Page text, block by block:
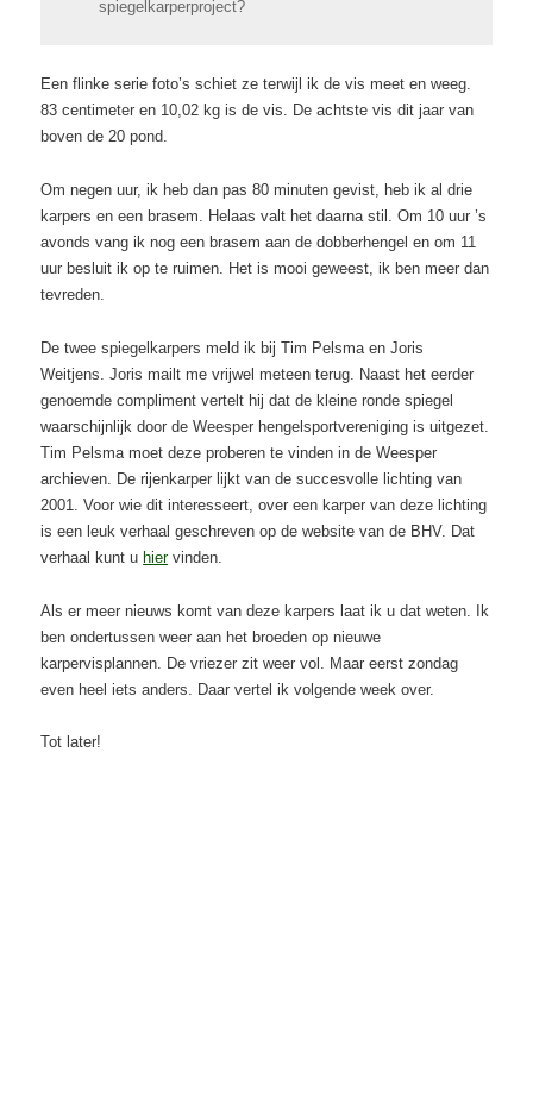
spiegelkarperproject?
Een flinke serie foto’s schiet ze terwijl ik de vis meet en weeg.
83 centimeter en 10,02 kg is de vis. De achtste vis dit jaar van
boven de 20 pond.
Om negen uur, ik heb dan pas 80 minuten gevist, heb ik al drie
karpers en een brasem. Helaas valt het daarna stil. Om 10 uur ’s
avonds vang ik nog een brasem aan de dobberhengel en om 11
uur besluit ik op te ruimen. Het is mooi geweest, ik ben meer dan
tevreden.
De twee spiegelkarpers meld ik bij Tim Pelsma en Joris
Weitjens. Joris mailt me vrijwel meteen terug. Naast het eerder
genoemde compliment vertelt hij dat de kleine ronde spiegel
waarschijnlijk door de Weesper hengelsportvereniging is uitgezet.
Tim Pelsma moet deze proberen te vinden in de Weesper
archieven. De rijenkarper lijkt van de succesvolle lichting van
2001. Voor wie dit interesseert, over een karper van deze lichting
is een leuk verhaal geschreven op de website van de BHV. Dat
verhaal kunt u hiervinden.
Als er meer nieuws komt van deze karpers laat ik u dat weten. Ik
ben ondertussen weer aan het broeden op nieuwe
karpervisplannen. De vriezer zit weer vol. Maar eerst zondag
even heel iets anders. Daar vertel ik volgende week over.
Tot later!